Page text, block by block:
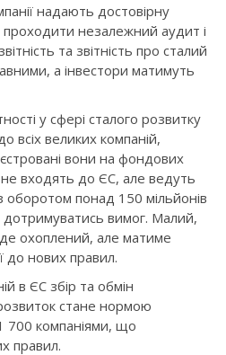
надають достовірну
незалежний аудит і
та звітність про сталий
а інвестори матимуть
у сфері сталого розвитку
всіх великих компаній,
вони на фондових
не входять до ЄС, але ведуть
оборотом понад 150 мільйонів
дотримуватись вимог. Малий,
охоплений, але матиме
до нових правил.
в ЄС збір та обмін
стане нормою
700 компаніями, що
правил.